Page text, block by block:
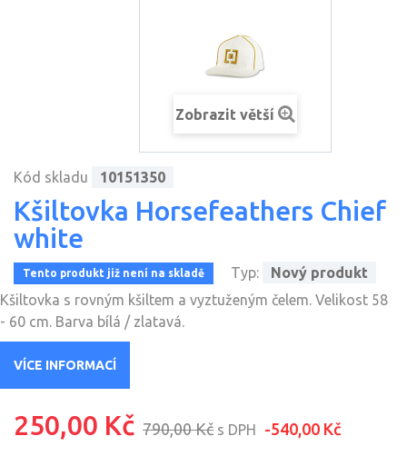
Zobrazit větší
Kód skladu 10151350
Kšiltovka Horsefeathers Chief
white
Tento produkt již není na skladě Typ:
Nový produkt
Kšiltovka s rovným kšiltem a vyztuženým čelem. Velikost 58
- 60 cm. Barva bílá / zlatavá.
VÍCE INFORMACÍ
250,00 Kč 790,00 Kč s DPH -540,00 Kč